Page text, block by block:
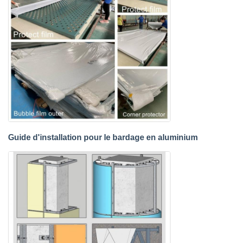
Guide d'installation pour le bardage en aluminium